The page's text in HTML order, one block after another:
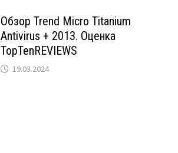
Обзор Trend Micro Titanium
Antivirus + 2013. Оценка
TopTenREVIEWS
19.03.2024